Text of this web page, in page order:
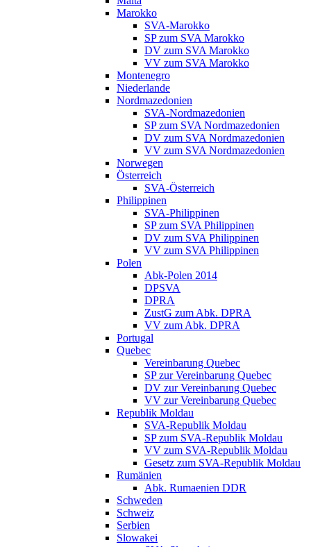
Marokko
SVA-Marokko
SP zum SVA Marokko
DV zum SVA Marokko
VV zum SVA Marokko
Montenegro
Niederlande
Nordmazedonien
SVA-Nordmazedonien
SP zum SVA Nordmazedonien
DV zum SVA Nordmazedonien
VV zum SVA Nordmazedonien
Norwegen
Österreich
SVA-Österreich
Philippinen
SVA-Philippinen
SP zum SVA Philippinen
DV zum SVA Philippinen
VV zum SVA Philippinen
Polen
Abk-Polen 2014
DPSVA
DPRA
ZustG zum Abk. DPRA
VV zum Abk. DPRA
Portugal
Quebec
Vereinbarung Quebec
SP zur Vereinbarung Quebec
DV zur Vereinbarung Quebec
VV zur Vereinbarung Quebec
Republik Moldau
SVA-Republik Moldau
SP zum SVA-Republik Moldau
VV zum SVA-Republik Moldau
Gesetz zum SVA-Republik Moldau
Rumänien
Abk. Rumaenien DDR
Schweden
Schweiz
Serbien
Slowakei